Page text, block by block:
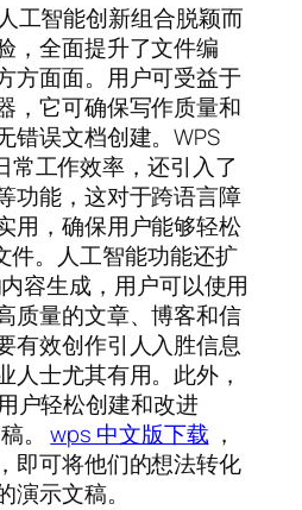
工智能创新组合脱颖而
，全面提升了文件编
方面面。用户可受益于
，它可确保写作质量和
错误文档创建。WPS
常工作效率，还引入了
功能，这对于跨语言障
用，确保用户能够轻松
件。人工智能功能还扩
容生成，用户可以使用
质量的文章、博客和信
有效创作引人入胜信息
人士尤其有用。此外，
户轻松创建和改进
。wps 中文版下载 ，
即可将他们的想法转化
示文稿。